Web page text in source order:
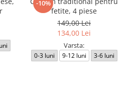
-10%
fetite, 4 piese
149,00 Lei
134,00 Lei
Varsta:
0-3 luni 9-12 luni 3-6 luni